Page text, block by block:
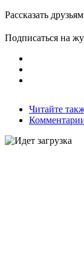
Рассказать
Подписаться на
Читайте